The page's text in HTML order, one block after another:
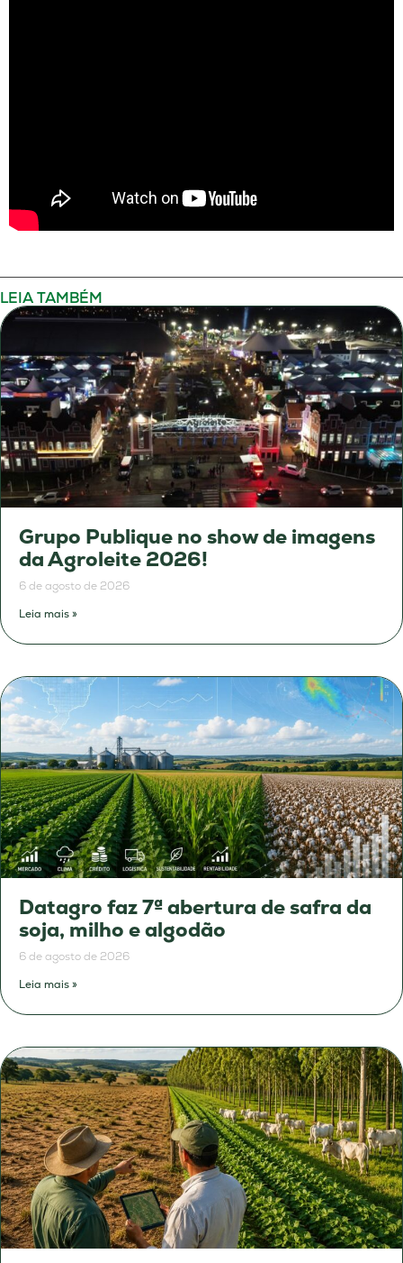
LEIA TAMBÉM
Grupo Publique no show de imagens
da Agroleite 2026!
6 de agosto de 2026
Leia mais »
Datagro faz 7ª abertura de safra da
soja, milho e algodão
6 de agosto de 2026
Leia mais »